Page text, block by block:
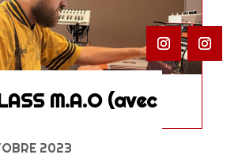
M.A.O (avec
2023